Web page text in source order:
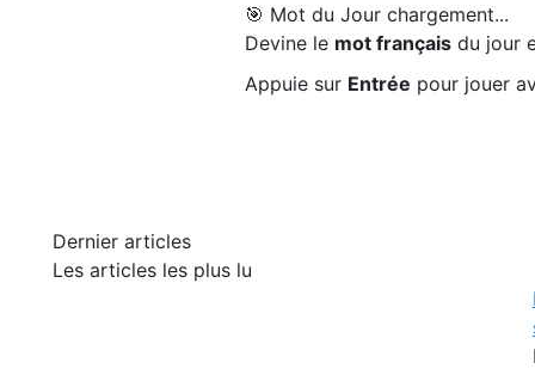
🎯 Mot du Jour chargement...
Devine le mot françaisdu jour
Appuie sur Entrée pour jouer
Dernier articles
Les articles les plus lu